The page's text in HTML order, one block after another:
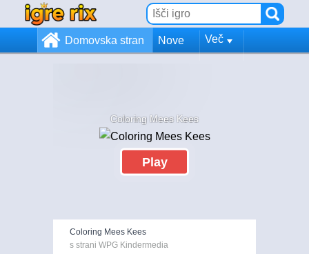
Domovska stran Nove Več
Coloring Mees Kees
Play
Coloring Mees Kees
s strani WPG Kindermedia